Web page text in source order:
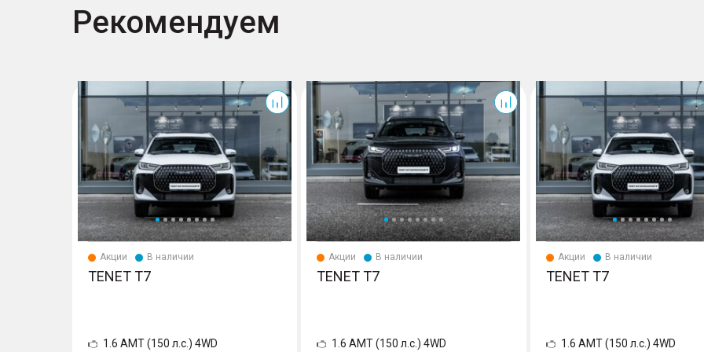
Рекомендуем
Акции В наличии
TENET T7
1.6 AMT (150 л.с.) 4WD
T7
Акции В наличии
TENET T7
1.6 AMT (150 л.с.) 4WD
Акции В наличии
TENET T7
1.6 AMT (150 л.с.) 4WD